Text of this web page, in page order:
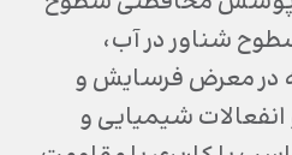
شناور در آب،
در معرض فرسایش و
شیمیایی و